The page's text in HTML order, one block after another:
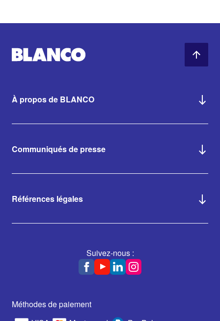
À propos de BLANCO
Communiqués de presse
Références légales
Suivez-nous :
Méthodes de paiement